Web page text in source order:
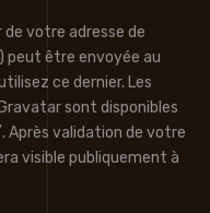
votre adresse de
peut être envoyée au
ce dernier. Les
sont disponibles
validation de votre
visible publiquement à